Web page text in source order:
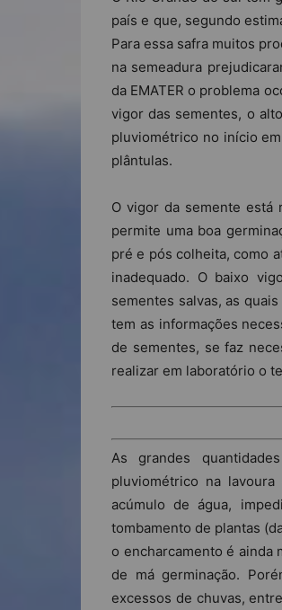
país e que, segundo
Para essa safra muitos
na semeadura
da EMATER o problema
vigor das sementes, o
pluviométrico no início
plântulas.
O vigor da semente está
permite uma boa
pré e pós colheita, como
inadequado. O baixo
sementes salvas, as
tem as informações
de sementes, se faz
realizar em laboratório o
As grandes
pluviométrico na
acúmulo de água,
tombamento de plantas
o encharcamento é ainda
de má germinação.
excessos de chuvas,